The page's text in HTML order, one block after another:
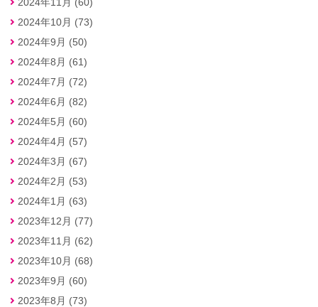
2024年10月 (73)
2024年9月 (50)
2024年8月 (61)
2024年7月 (72)
2024年6月 (82)
2024年5月 (60)
2024年4月 (57)
2024年3月 (67)
2024年2月 (53)
2024年1月 (63)
2023年12月 (77)
2023年11月 (62)
2023年10月 (68)
2023年9月 (60)
2023年8月 (73)